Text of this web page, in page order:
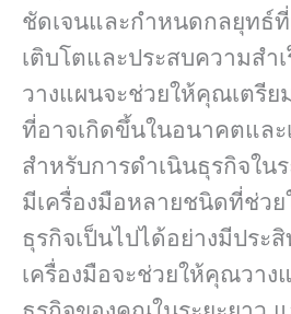
ชัดเจนและกำหนดกลยุทธ์
เติบโตและประสบความสำ
วางแผนจะช่วยให้คุณเตรี
ที่อาจเกิดขึ้นในอนาคตและ
สำหรับการดำเนินธุรกิจในร
มีเครื่องมือหลายชนิดที่ช่วย
ธุรกิจเป็นไปได้อย่างมีประ
เครื่องมือจะช่วยให้คุณวาง